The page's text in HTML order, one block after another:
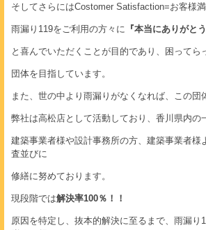
そしてさらにはCostomer Satisfaction=お客様
雨漏り119をご利用の方々に 『本当にありがとう
と喜んでいただくことが目的であり、困ってら
団体を目指しています。
また、世の中より雨漏りがなくなれば、この団
弊社は高松店として活動しており、香川県内の
建築事業者様や設計事務所の方、建築事業者様
査並びに
修繕に努めております。
現段階では解決率100％！！
原因を特定し、抜本的解決に至るまで、雨漏り